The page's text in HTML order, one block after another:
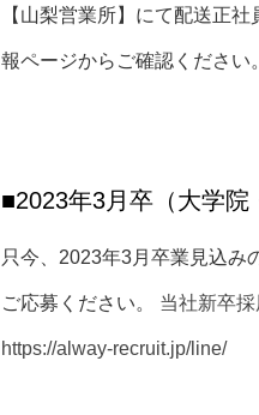
【山梨営業所】にて配送正
報ページからご確認ください。
■2023年3月卒（大学院
只今、2023年3月卒業見込み
ご応募ください。 当社新卒採
https://alway-recruit.jp/line/